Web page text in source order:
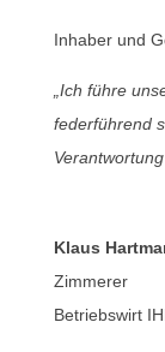
Inhaber und
„Ich führe
federführend
Klaus
Zimmerer
Betriebswirt